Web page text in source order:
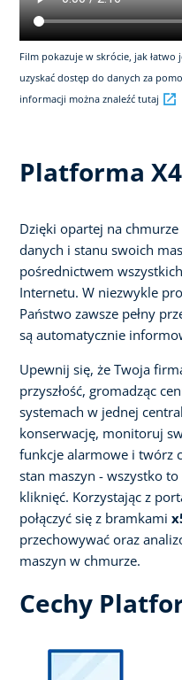
Film pokazuje w skrócie, jak
uzyskać dostęp do danych za
informacji można znaleźć tutaj
Platforma X4
Dzięki opartej na
danych i stanu swoich
pośrednictwem
Internetu. W niezwykle
Państwo zawsze pełny
są automatycznie
Upewnij się, że Twoja
przyszłość, gromadząc
systemach w jednej
konserwację, monitoruj
funkcje alarmowe i twórz
stan maszyn - wszystko
kliknięć. Korzystając z
połączyć się z bramkami
przechowywać oraz
maszyn w chmurze.
Cechy